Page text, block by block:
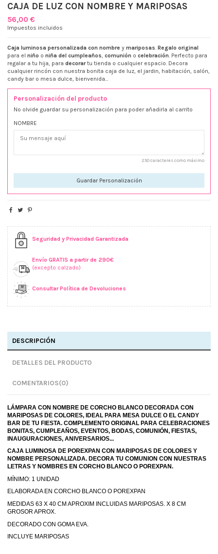
CAJA DE LUZ CON NOMBRE Y MARIPOSAS
56,00 €
Impuestos incluidos
Caja luminosa personalizada con nombre y mariposas. Regalo original
para el niño o niña del cumpleaños, comunión o celebración. Perfecto para
regalar a tu hija, para decorartu tienda o cualquier espacio. Decora
cualquier rincón con nuestra bonita caja de luz, el jardin, habitación, salón,
candy bar o mesa dulce, bienvenida...
Personalización del producto
No olvide guardar su personalización para poder añadirla al carrito
NOMBRE
250 caracteres como máximo
Guardar Personalización
Seguridad y Privacidad Garantizada
Envío GRATIS a partir de 290€
(excepto calzado)
Consultar Política de Devoluciones
DESCRIPCIÓN
DETALLES DEL PRODUCTO
COMENTARIOS(0)
LÁMPARA CON NOMBRE DE CORCHO BLANCO DECORADA CON
MARIPOSAS DE COLORES, IDEAL PARA MESA DULCE O EL CANDY
BAR DE TU FIESTA. COMPLEMENTO ORIGINAL PARA CELEBRACIONES
BONITAS, CUMPLEAÑOS, EVENTOS, BODAS, COMUNIÓN, FIESTAS,
INAUGURACIONES, ANIVERSARIOS...
CAJA LUMINOSA DE POREXPAN CON MARIPOSAS DE COLORES Y
NOMBRE PERSONALIZADA. DECORA TU COMUNION CON NUESTRAS
LETRAS Y NOMBRES EN CORCHO BLANCO O POREXPAN.
MÍNIMO: 1 UNIDAD
ELABORADA EN CORCHO BLANCO O POREXPAN
MEDIDAS 63 X 40 CM APROXIM INCLUIDAS MARIPOSAS. X 8 CM
GROSOR APROX.
DECORADO CON GOMA EVA.
INCLUYE MARIPOSAS